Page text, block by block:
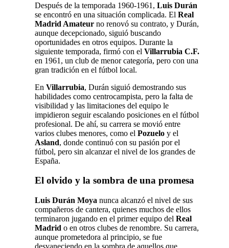
Después de la temporada 1960-1961, Luis Durán
se encontró en una situación complicada. El Real
Madrid Amateur no renovó su contrato, y Durán,
aunque decepcionado, siguió buscando
oportunidades en otros equipos. Durante la
siguiente temporada, firmó con el Villarrubia C.F.
en 1961, un club de menor categoría, pero con una
gran tradición en el fútbol local.
En Villarrubia, Durán siguió demostrando sus
habilidades como centrocampista, pero la falta de
visibilidad y las limitaciones del equipo le
impidieron seguir escalando posiciones en el fútbol
profesional. De ahí, su carrera se movió entre
varios clubes menores, como el Pozuelo y el
Asland, donde continuó con su pasión por el
fútbol, pero sin alcanzar el nivel de los grandes de
España.
El olvido y la sombra de una promesa
Luis Durán Moya nunca alcanzó el nivel de sus
compañeros de cantera, quienes muchos de ellos
terminaron jugando en el primer equipo del Real
Madrid o en otros clubes de renombre. Su carrera,
aunque prometedora al principio, se fue